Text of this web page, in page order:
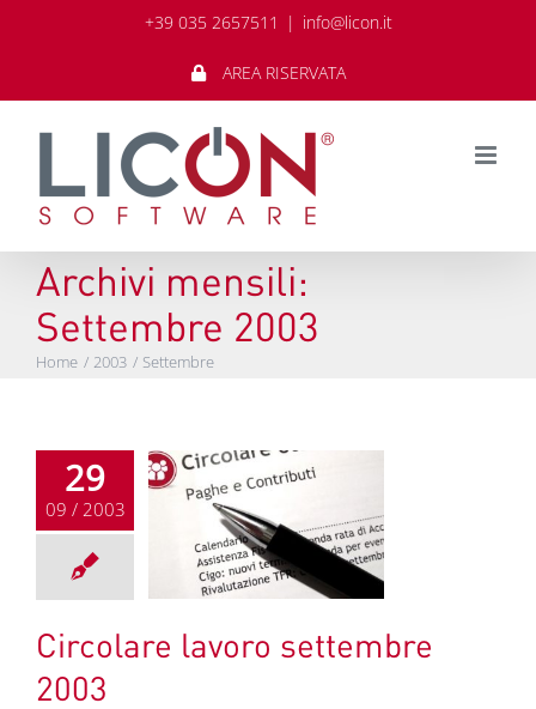
+39 035 2657511 | info@licon.it
AREA RISERVATA
Archivi mensili:
Settembre 2003
Home 2003 Settembre
29
09 / 2003
lavoro
2003
lavoro
Circolare lavoro settembre
2003